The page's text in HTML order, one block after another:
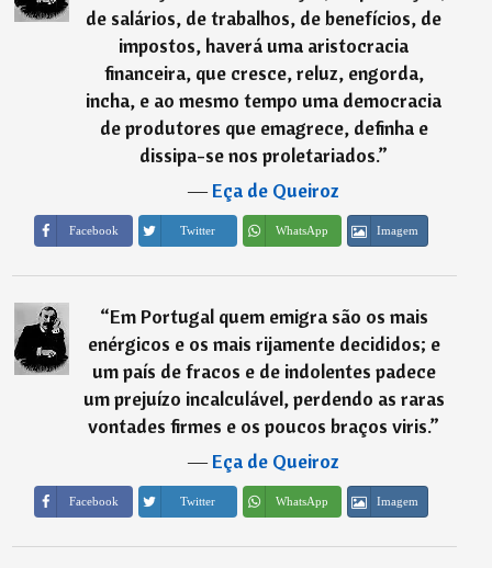
de salários, de trabalhos, de benefícios, de
impostos, haverá uma aristocracia
financeira, que cresce, reluz, engorda,
incha, e ao mesmo tempo uma democracia
de produtores que emagrece, definha e
dissipa-se nos proletariados.”
―Eça de Queiroz
Facebook Twitter WhatsApp Imagem
“Em Portugal quem emigra são os mais
enérgicos e os mais rijamente decididos; e
um país de fracos e de indolentes padece
um prejuízo incalculável, perdendo as raras
vontades firmes e os poucos braços viris.”
―Eça de Queiroz
Facebook Twitter WhatsApp Imagem